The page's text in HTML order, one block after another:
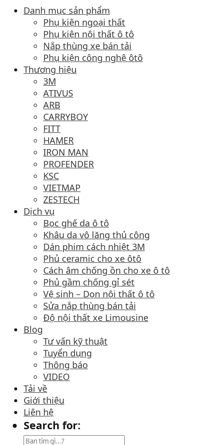
Danh mục sản phẩm
Phụ kiện ngoại thất
Phụ kiện nội thất ô tô
Nắp thùng xe bán tải
Phụ kiện công nghệ ôtô
Thương hiệu
3M
ATIVUS
ARB
CARRYBOY
FITT
HAMER
IRON MAN
PROFENDER
KSC
VIETMAP
ZESTECH
Dịch vụ
Bọc ghế da ô tô
Khâu da vô lăng thủ công
Dán phim cách nhiệt 3M
Phủ ceramic cho xe ôtô
Cách âm chống ồn cho xe ô tô
Phủ gầm chống gỉ sét
Vệ sinh – Dọn nội thất ô tô
Sửa nắp thùng bán tải
Độ nội thất xe Limousine
Blog
Tư vấn kỹ thuật
Tuyển dụng
Thông báo
VIDEO
Tải về
Giới thiệu
Liên hệ
Search for: